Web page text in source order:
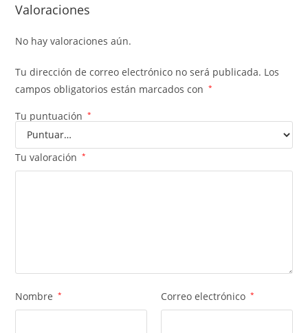
Valoraciones
No hay valoraciones aún.
Tu dirección de correo electrónico no será publicada. Los
campos obligatorios están marcados con
*
Tu puntuación *
Tu valoración *
Nombre * Correo electrónico *